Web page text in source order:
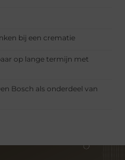
bij een crematie
op lange termijn met
Bosch als onderdeel van